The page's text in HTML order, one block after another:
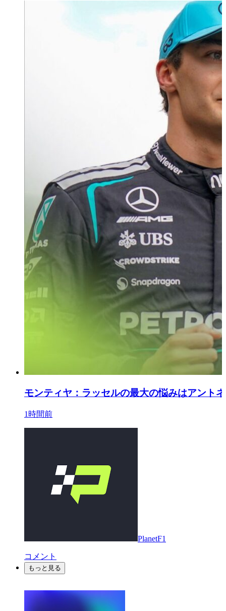
モンティヤ：ラッセルの最大の悩みはアント
1時間前
PlanetF1
コメント
もっと見る